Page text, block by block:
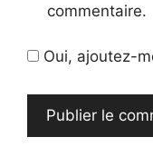
commentaire.
Oui, ajoutez-